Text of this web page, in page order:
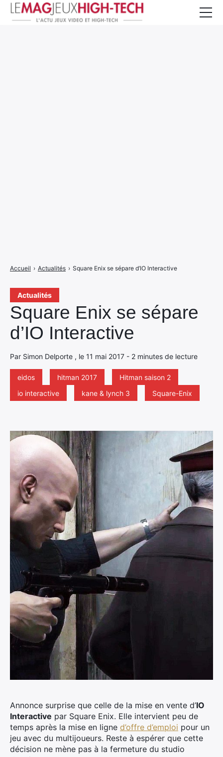
Actualités
Square Enix se sépare
d’IO Interactive
Par Simon Delporte , le 11 mai 2017 - 2 minutes de lecture
eidos hitman 2017
Hitman saison 2
io interactive
kane & lynch 3 Square-Enix
Accueil › Actualités › Square Enix se sépare d’IO Interactive
Annonce surprise que celle de la mise en vente d’IO
Interactive par Square Enix. Elle intervient peu de
temps après la mise en ligne d’offre d’emploi pour un
jeu avec du multijoueurs. Reste à espérer que cette
décision ne mène pas à la fermeture du studio